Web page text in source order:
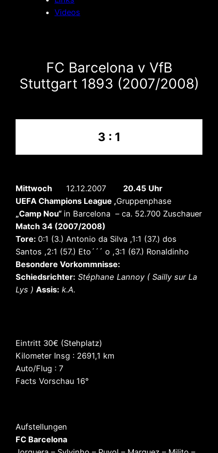
Videos
FC Barcelona v VfB
Stuttgart 1893 (2007/2008)
3 : 1
Mittwoch 12.12.2007 20.45 Uhr
UEFA Champions League ,Gruppenphase
„Camp Nou“ in Barcelona – ca. 52.700 Zuschauer
Match 34 (2007/2008)
Tore: 0:1 (3.) Antonio da Silva ,1:1 (37.) dos
Santos ,2:1 (57.) Eto´´´ o ,3:1 (67.) Ronaldinho
Besondere Vorkommnisse:
Schiedsrichter: Stéphane Lannoy ( Sailly sur La
Lys ) Assis: k.A.
Eintritt 30€ (Stehplatz)
Kilometer Insg : 2691,1 km
Auto/Flug : 7
Facts Vorschau 16°
Aufstellungen
FC Barcelona